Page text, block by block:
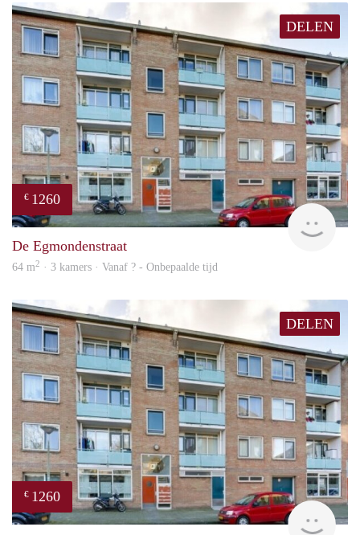
DELEN
€ 1260
De Egmondenstraat
64 m2 · 3 kamers · Vanaf ? - Onbepaalde tijd
DELEN
€ 1260
rent